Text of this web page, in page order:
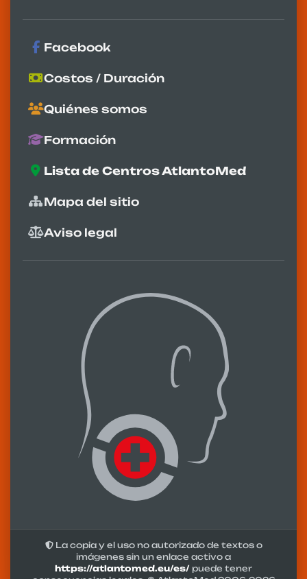
Facebook
Costos / Duración
Quiénes somos
Formación
Lista de Centros AtlantoMed
Mapa del sitio
Aviso legal
La copia y el uso no autorizado de textos o
imágenes sin un enlace activo a
https://atlantomed.eu/es/ puede tener